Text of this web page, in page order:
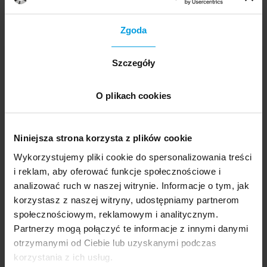
Zgoda
Szczegóły
O plikach cookies
Niniejsza strona korzysta z plików cookie
Wykorzystujemy pliki cookie do spersonalizowania treści
i reklam, aby oferować funkcje społecznościowe i
analizować ruch w naszej witrynie. Informacje o tym, jak
korzystasz z naszej witryny, udostępniamy partnerom
społecznościowym, reklamowym i analitycznym.
Partnerzy mogą połączyć te informacje z innymi danymi
otrzymanymi od Ciebie lub uzyskanymi podczas
korzystania z ich usług.
Projekt Skandynawia
Kolekcja strefy wiedzy
Projekt Włochy
10 artykułów
Kolekcja strefy wiedzy